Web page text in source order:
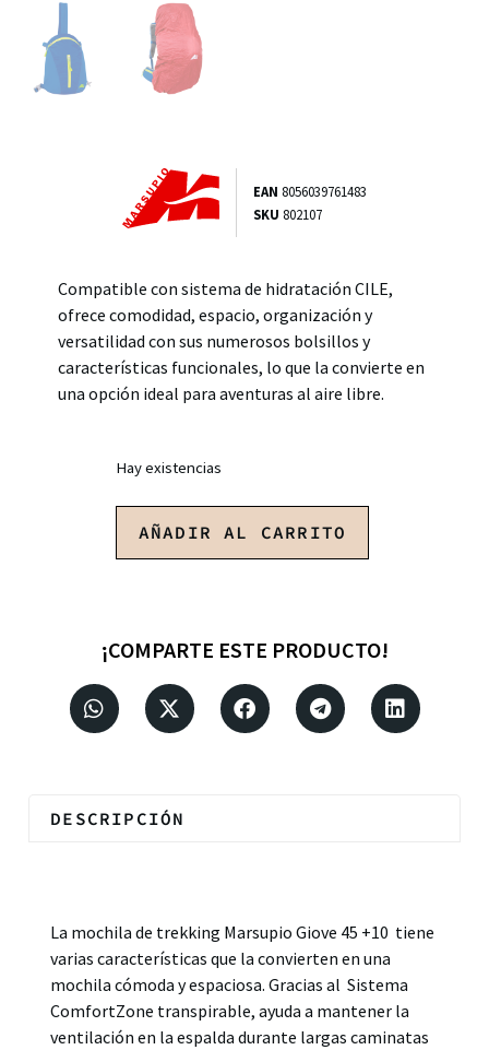
EAN8056039761483
SKU802107
Compatible con sistema de hidratación CILE,
ofrece comodidad, espacio, organización y
versatilidad con sus numerosos bolsillos y
características funcionales, lo que la convierte en
una opción ideal para aventuras al aire libre.
Hay existencias
AÑADIR AL CARRITO
¡COMPARTE ESTE PRODUCTO!
DESCRIPCIÓN
La mochila de trekking Marsupio Giove 45 +10 tiene
varias características que la convierten en una
mochila cómoda y espaciosa. Gracias al Sistema
ComfortZone transpirable, ayuda a mantener la
ventilación en la espalda durante largas caminatas